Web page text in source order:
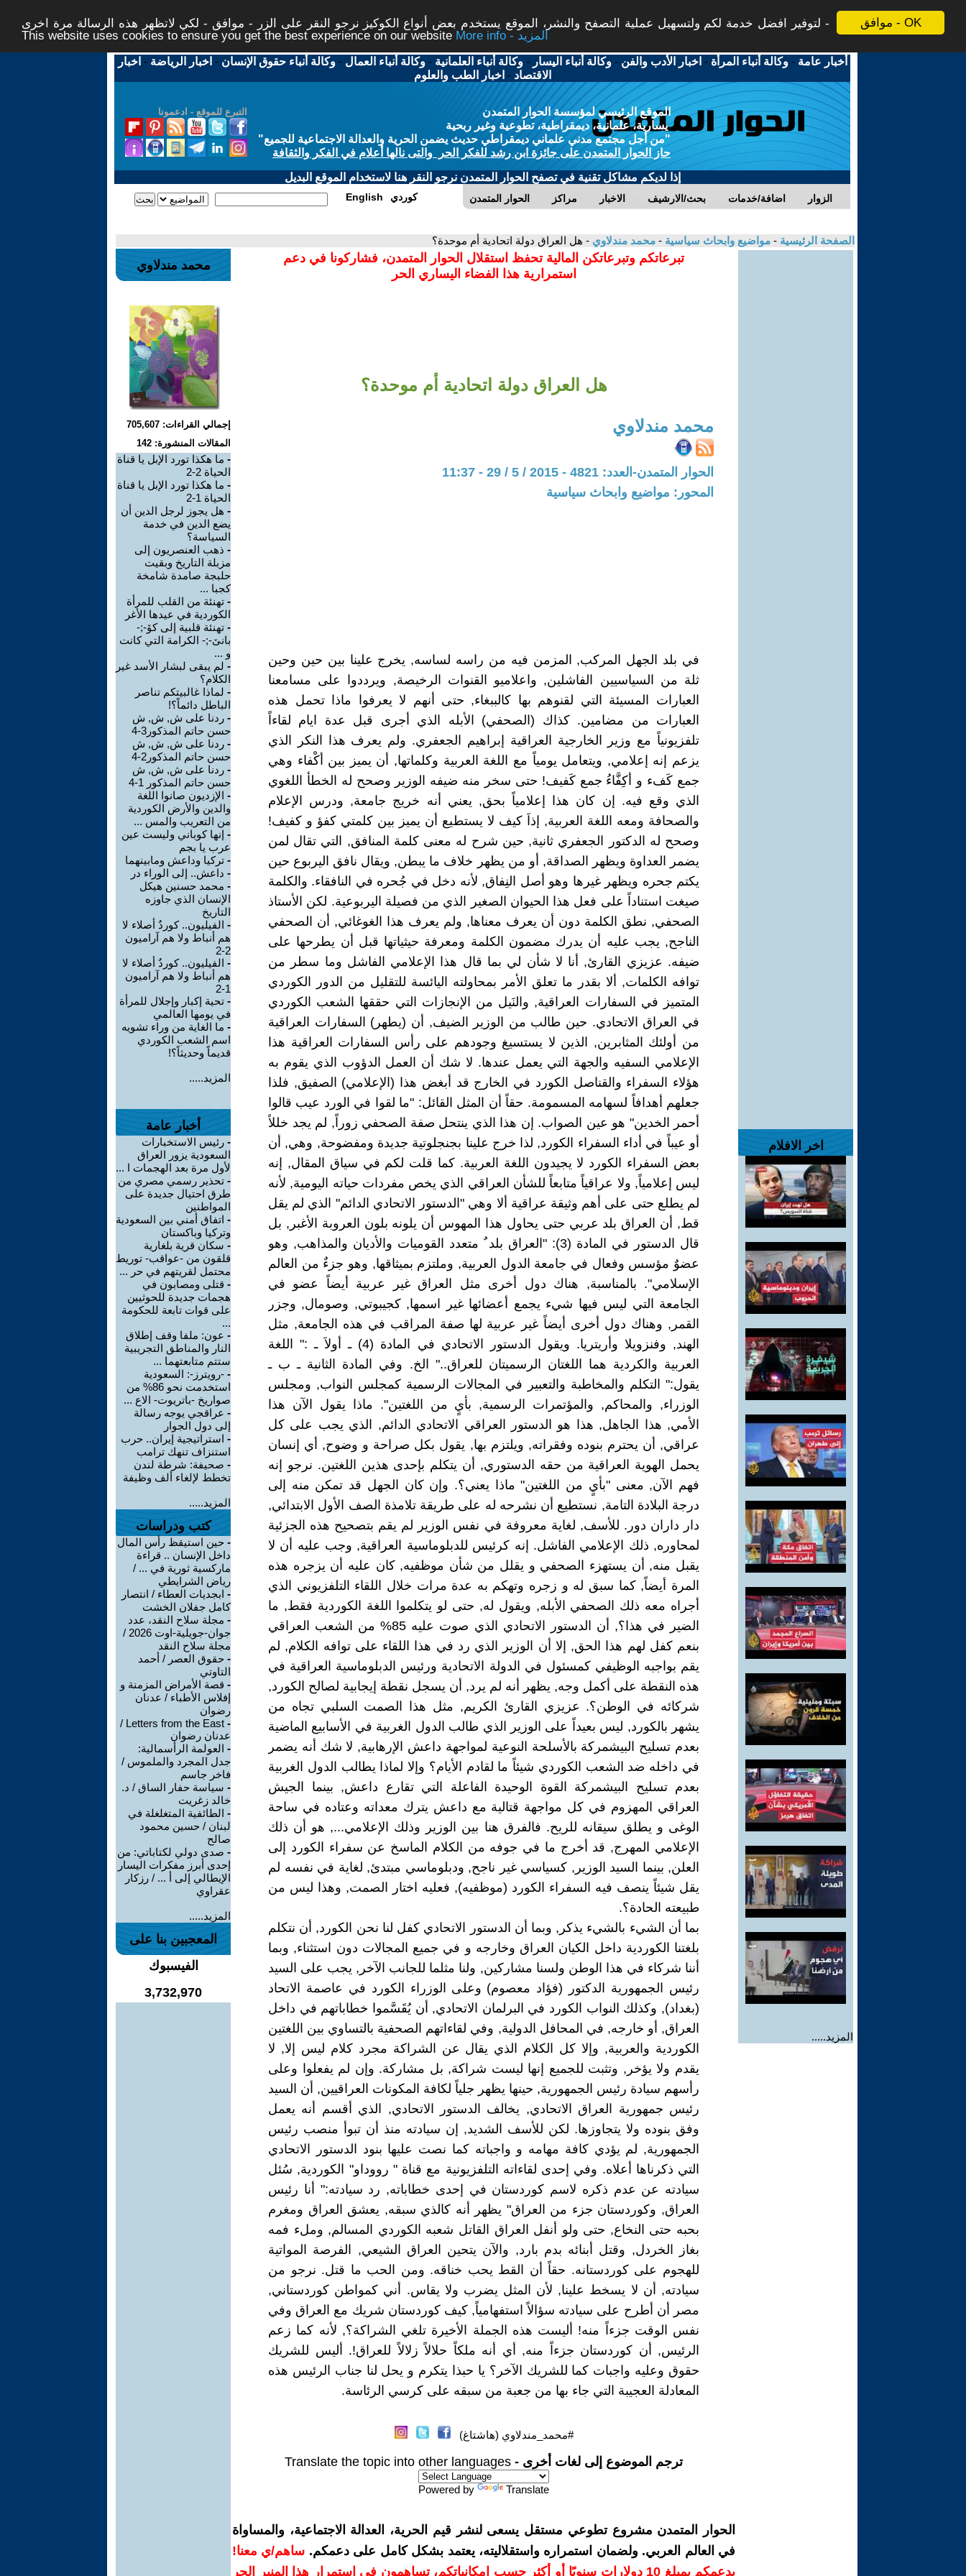
موافق - OK
لتوفير افضل خدمة لكم ولتسهيل عملية التصفح والنشر، الموقع يستخدم بعض أنواع الكوكيز نرجو النقر على الزر - موافق - لكي لاتظهر هذه الرسالة مرة اخرى -
This website uses cookies to ensure you get the best experience on our website
More info - المزيد
أخبار عامة -وكالة أنباء المرأة - اخبار الأدب والفن -وكالة أنباء اليسار -وكالة أنباء العلمانية -وكالة أنباء العمال -وكالة أنباء حقوق الإنسان - اخبار الرياضة - اخبار
الاقتصاد - اخبار الطب والعلوم
التبرع للموقع - ادعمونا
الموقع الرئيسي لمؤسسة الحوار المتمدن
يسارية، علمانية، ديمقراطية، تطوعية وغير ربحية
"من أجل مجتمع مدني علماني ديمقراطي حديث يضمن الحرية والعدالة الاجتماعية للجميع"
حاز الحوار المتمدن على جائزة ابن رشد للفكر الحر والتى نالها أعلام في الفكر والثقافة
إذا لديكم مشاكل تقنية في تصفح الحوار المتمدن نرجو النقر هنا لاستخدام الموقع البديل
الحوار المتمدن مراكز الاخبار بحث/الارشيف اضافة/خدمات الزوار English كوردي
الصفحة الرئيسية - مواضيع وابحاث سياسية - محمد مندلاوي - هل العراق دولة اتحادية أم موحدة؟
اخر الافلام
المزيد.....
تبرعاتكم وتبرعاتكن المالية تحفظ استقلال الحوار المتمدن، فشاركونا في دعم
استمرارية هذا الفضاء اليساري الحر
هل العراق دولة اتحادية أم موحدة؟
محمد مندلاوي
الحوار المتمدن-العدد: 4821 - 2015 / 5 / 29 - 11:37
المحور: مواضيع وابحاث سياسية
في بلد الجهل المركب, المزمن فيه من راسه لساسه, يخرج علينا بين حين وحين
ثلة من السياسيين الفاشلين, واعلاميو القنوات الرخيصة, ويرددوا على مسامعنا
العبارات المسيئة التي لقنوهم بها كالببغاء, حتى أنهم لا يعرفوا ماذا تحمل هذه
العبارات من مضامين. كذاك (الصحفي) الأبله الذي أجرى قبل عدة ايام لقاءاً
تلفزيونياً مع وزير الخارجية العراقية إبراهيم الجعفري. ولم يعرف هذا النكر الذي
يزعم إنه إعلامي, ويتعامل يومياً مع اللغة العربية وكلماتها, أن يميز بين أكْفاء وهي
جمع كَفء و أكِفَّاءُ جمع كَفيف! حتى سخر منه ضيفه الوزير وصحح له الخطأ اللغوي
الذي وقع فيه. إن كان هذا إعلامياً بحق, يعني أنه خريج جامعة, ودرس الإعلام
والصحافة ومعه اللغة العربية, إذاَ كيف لا يستطيع أن يميز بين كلمتي كفؤ و كفيف!
وصحح له الدكتور الجعفري ثانية, حين شرح له معنى كلمة المنافق, التي تقال لمن
يضمر العداوة ويظهر الصداقة, أو من يظهر خلاف ما يبطن, ويقال نافق اليربوع حين
يكتم جحره ويظهر غيرها وهو أصل النِفاق, لأنه دخل في جُحره في النافقاء. والكلمة
صيغت استناداً على فعل هذا الحيوان الصغير الذي من فصيلة اليربوعية. لكن الأستاذ
الصحفي, نطق الكلمة دون أن يعرف معناها, ولم يعرف هذا الغوغائي, أن الصحفي
الناجح, يجب عليه أن يدرك مضمون الكلمة ومعرفة حيثياتها قبل أن يطرحها على
ضيفه. عزيزي القارئ, أنا لا شأن لي بما قال هذا الإعلامي الفاشل وما سطر من
توافه الكلمات, ألا بقدر ما تعلق الأمر بمحاولته اليائسة للتقليل من الدور الكوردي
المتميز في السفارات العراقية, والنَيل من الإنجازات التي حققها الشعب الكوردي
في العراق الاتحادي. حين طالب من الوزير الضيف, أن (يطهر) السفارات العراقية
من أولئك المثابرين, الذين لا يستسيغ وجودهم على رأس السفارات العراقية هذا
الإعلامي السفيه والجهة التي يعمل عندها. لا شك أن العمل الدؤوب الذي يقوم به
هؤلاء السفراء والقناصل الكورد في الخارج قد أبغض هذا (الإعلامي) الصفيق, فلذا
جعلهم أهدافاً لسهامه المسمومة. حقاً أن المثل القائل: "ما لقوا في الورد عيب قالوا
أحمر الخدين" هو عين الصواب. إن هذا الذي ينتحل صفة الصحفي زوراً, لم يجد خللاً
أو عيباً في أداء السفراء الكورد, لذا خرج علينا بجنجلوتية جديدة ومفضوحة, وهي, أن
بعض السفراء الكورد لا يجيدون اللغة العربية. كما قلت لكم في سياق المقال, إنه
ليس إعلامياً, ولا عراقياً متابعاً للشأن العراقي الذي يخص مفردات حياته اليومية, لأنه
لم يطلع حتى على أهم وثيقة عراقية ألا وهي "الدستور الاتحادي الدائم" الذي لم يقل
قط, أن العراق بلد عربي حتى يحاول هذا المهوس أن يلونه بلون العروبة الأغبر, بل
قال الدستور في المادة (3): "العراق بلد ٌ متعدد القوميات والأديان والمذاهب, وهو
عضوٌ مؤسس وفعال في جامعة الدول العربية, وملتزم بميثاقها, وهو جزءٌ من العالم
الإسلامي". بالمناسبة, هناك دول أخرى مثل العراق غير عربية أيضاً عضو في
الجامعة التي ليس فيها شيء يجمع أعضائها غير اسمها, كجيبوتي, وصومال, وجزر
القمر, وهناك دول أخرى أيضاً غير عربية لها صفة المراقب في هذه الجامعة, مثل
الهند, وفنزويلا وأريتريا. ويقول الدستور الاتحادي في المادة (4) ـ أولاَ ـ :" اللغة
العربية والكردية هما اللغتان الرسميتان للعراق.." الخ. وفي المادة الثانية ـ ب ـ
يقول:" التكلم والمخاطبة والتعبير في المجالات الرسمية كمجلس النواب, ومجلس
الوزراء, والمحاكم, والمؤتمرات الرسمية, بأيٍ من اللغتين". ماذا يقول الآن هذا
الأمي, هذا الجاهل, هذا هو الدستور العراقي الاتحادي الدائم, الذي يجب على كل
عراقي, أن يحترم بنوده وفقراته, ويلتزم بها, يقول بكل صراحة و وضوح, أي إنسان
يحمل الهوية العراقية من حقه الدستوري, أن يتكلم بإحدى هذين اللغتين. نرجو إنه
فهم الآن, معنى "بأيٍ من اللغتين" ماذا يعني؟. وإن كان الجهل قد تمكن منه إلى
درجة البلادة التامة, نستطيع أن نشرحه له على طريقة تلامذة الصف الأول الابتدائي,
دار داران دور. للأسف, لغاية معروفة في نفس الوزير لم يقم بتصحيح هذه الجزئية
لمحاوره, ذلك الإعلامي الفاشل. إنه كرئيس للدبلوماسية العراقية, وجب عليه أن لا
يقبل منه, أن يستهزء الصحفي و يقلل من شأن موظفيه, كان عليه أن يزجره هذه
المرة أيضاً, كما سبق له و زجره وتهكم به عدة مرات خلال اللقاء التلفزيوني الذي
أجراه معه ذلك الصحفي الأبله, ويقول له, حتى لو يتكلموا اللغة الكوردية فقط, ما
الضير في هذا؟, أن الدستور الاتحادي الذي صوت عليه 85% من الشعب العراقي
بنعم كفل لهم هذا الحق, إلا أن الوزير الذي رد في هذا اللقاء على توافه الكلام, لم
يقم بواجبه الوظيفي كمسئول في الدولة الاتحادية ورئيس الدبلوماسية العراقية في
هذه النقطة على أكمل وجه, يظهر أنه لم يرد, أن يسجل نقطة إيجابية لصالح الكورد,
شركائه في الوطن؟. عزيزي القارئ الكريم, مثل هذا الصمت السلبي تجاه من
يشهر بالكورد, ليس بعيداً على الوزير الذي طالب الدول الغربية في الأسابيع الماضية
بعدم تسليح البيشمركة بالأسلحة النوعية لمواجهة داعش الإرهابية, لا شك أنه يضمر
في داخله ضد الشعب الكوردي شيئاً ما لقادم الأيام؟ وإلا لماذا يطالب الدول الغربية
بعدم تسليح البيشمركة القوة الوحيدة الفاعلة التي تقارع داعش, بينما الجيش
العراقي المهزوم في كل مواجهة قتالية مع داعش يترك معداته وعتاده في ساحة
الوغى و يطلق سيقانه للريح. فالفرق هنا بين الوزير وذلك الإعلامي..., هو أن ذلك
الإعلامي المهرج, قد أخرج ما في جوفه من الكلام الماسخ عن سفراء الكورد إلى
العلن, بينما السيد الوزير, كسياسي غير ناجح, ودبلوماسي مبتدئ, لغاية في نفسه لم
يقل شيئاً ينصف فيه السفراء الكورد (موظفيه), فعليه اختار الصمت, وهذا ليس من
طبيعته الحادة؟.
بما أن الشيء بالشيء يذكر, وبما أن الدستور الاتحادي كفل لنا نحن الكورد, أن نتكلم
بلغتنا الكوردية داخل الكيان العراق وخارجه و في جميع المجالات دون استثناء, وبما
أننا شركاء في هذا الوطن ولسنا مشاركين, ولنا مثلما للجانب الآخر, يجب على السيد
رئيس الجمهورية الدكتور (فؤاد معصوم) وعلى الوزراء الكورد في عاصمة الاتحاد
(بغداد), وكذلك النواب الكورد في البرلمان الاتحادي, أن يُقَسَّموا خطاباتهم في داخل
العراق, أو خارجه, في المحافل الدولية, وفي لقاءاتهم الصحفية بالتساوي بين اللغتين
الكوردية والعربية, وإلا كل الكلام الذي يقال عن الشراكة مجرد كلام ليس إلا, لا
يقدم ولا يؤخر, وتثبت للجميع إنها ليست شراكة, بل مشاركة. وإن لم يفعلوا وعلى
رأسهم سيادة رئيس الجمهورية, حينها يظهر جلياً لكافة المكونات العراقيين, أن السيد
رئيس جمهورية العراق الاتحادي, يخالف الدستور الاتحادي, الذي أقسم أنه يعمل
وفق بنوده ولا يتجاوزها. لكن للأسف الشديد, إن سيادته منذ أن تبوأ منصب رئيس
الجمهورية, لم يؤدي كافة مهامه و واجباته كما نصت عليها بنود الدستور الاتحادي
التي ذكرناها أعلاه. وفي إحدى لقاءاته التلفزيونية مع قناة " رووداو" الكوردية, سُئل
سيادته عن عدم ذكره لاسم كوردستان في إحدى خطاباته, رد سيادته:" أنا رئيس
العراق, وكوردستان جزء من العراق" يظهر أنه كالذي سبقه, يعشق العراق ومغرم
بحبه حتى النخاع, حتى ولو أنفل العراق القاتل شعبه الكوردي المسالم, وملء فمه
بغاز الخردل, وقتل أبنائه بدم بارد, والآن يتحين العراق الشيعي, الفرصة المواتية
للهجوم على كوردستانه. حقاً أن القط يحب خناقه. ومن الحب ما قتل. نرجو من
سيادته, أن لا يسخط علينا, لأن المثل يضرب ولا يقاس. أني كمواطن كوردستاني,
مصر أن أطرح على سيادته سؤالاً استفهامياً, كيف كوردستان شريك مع العراق وفي
نفس الوقت جزءاً منه! أليست هذه الجملة الأخيرة تلغي الشراكة؟, لأنه كما زعم
الرئيس, أن كوردستان جزءاً منه, أي أنه ملكاً حلالاً زلالاً للعراق!. أليس للشريك
حقوق وعليه واجبات كما للشريك الآخر؟ يا حبذا يتكرم و يحل لنا جناب الرئيس هذه
المعادلة العجيبة التي جاء بها من جعبة من سبقه على كرسي الرئاسة.
#محمد_مندلاوي (هاشتاغ)
ترجم الموضوع إلى لغات أخرى - Translate the topic into other languages
Powered by Translate
الحوار المتمدن مشروع تطوعي مستقل يسعى لنشر قيم الحرية، العدالة الاجتماعية، والمساواة
في العالم العربي. ولضمان استمراره واستقلاليته، يعتمد بشكل كامل على دعمكم. ساهم/ي معنا!
بدعمكم بمبلغ 10 دولارات سنويًا أو أكثر حسب إمكانياتكم، تساهمون في استمرار هذا المنبر الحر
محمد مندلاوي
إجمالي القراءات: 705,607
المقالات المنشورة: 142
- ما هكذا تورد الإبل يا قناة
الحياة 2-2
- ما هكذا تورد الإبل يا قناة
الحياة 1-2
- هل يجوز لرجل الدين أن
يضع الدين في خدمة
السياسة؟
- ذهب العنصريون إلى
مزبلة التاريخ وبقيت
حلبجة صامدة شامخة
كجبا ...
- تهنئة من القلب للمرأة
الكوردية في عيدها الأغر
- تهنئة قلبية إلى كۆ-;-
بانێ-;- الكرامة التي كانت
و ...
- لم يبقى لبشار الأسد غير
الكلام؟
- لماذا غالبيتكم تناصر
الباطل دائماً؟!
- ردنا على ش, ش, ش
حسن حاتم المذكور3-4
- ردنا على ش, ش, ش
حسن حاتم المذكور2-4
- ردنا على ش, ش, ش
حسن حاتم المذكور 1-4
- الإزديون صانوا اللغة
والدين والأرض الكوردية
من التعريب والمس ...
- إنها كوباني وليست عين
عرب يا بجم
- تركيا وداعش ومابينهما
- داعش.. إلى الوراء در
- محمد حسنين هيكل
الإنسان الذي جاوزه
التاريخ
- الفيليون.. كوردٌ أصلاء لا
هم أنباط ولا هم آراميون
2-2
- الفيليون.. كوردٌ أصلاء لا
هم أنباط ولا هم آراميون
1-2
- تحية إكبار وإجلال للمرأة
في يومها العالمي
- ما الغاية من وراء تشويه
اسم الشعب الكوردي
قديماً وحديثاً؟!
المزيد.....
أخبار عامة
- رئيس الاستخبارات
السعودية يزور العراق
لأول مرة بعد الهجمات ا ...
- تحذير رسمي مصري من
طرق احتيال جديدة على
المواطنين
- اتفاق أمني بين السعودية
وتركيا وباكستان
- سكان قرية بلغارية
قلقون من -عواقب- توريط
محتمل لقريتهم في حر ...
- قتلى ومصابون في
هجمات جديدة للحوثيين
على قوات تابعة للحكومة
...
- عون: ملفا وقف إطلاق
النار والمناطق التجريبية
ستتم متابعتهما ...
- -رويترز-: السعودية
استخدمت نحو 86% من
صواريخ -باتريوت- الاع ...
- عراقجي يوجه رسالة
إلى دول الجوار
- استراتيجية إيران.. حرب
استنزاف تنهك ترامب
- صحيفة: شرطة لندن
تخطط لإلغاء ألف وظيفة
المزيد.....
كتب ودراسات
- حين استيقظ رأس المال
داخل الإنسان .. قراءة
ماركسية ثورية في ... /
رياض الشرايطي
- ابجديات العطاء / انتصار
كامل جفلان الخشت
- مجلة سلاح النقد، عدد
جوان-جويلية-اوت 2026 /
مجلة سلاح النقد
- حقوق العصر / أحمد
التاوتي
- قصة الأمراض المزمنة و
إفلاس الأطباء / عدنان
رضوان
-
Letters from the East /
عدنان رضوان
- العولمة الرأسمالية:
جدل المجرد والملموس /
فاخر جاسم
- سياسة حفار الساق / د.
خالد زغريت
- الطائفية المتغلغلة في
لبنان / حسين محمود
صالح
- صدى دولي لكتاباتي: من
إحدى أبرز مفكرات اليسار
الإيطالي إلى أ ... / رزكار
عقراوي
المزيد.....
المعجبين بنا على
الفيسبوك
3,732,970